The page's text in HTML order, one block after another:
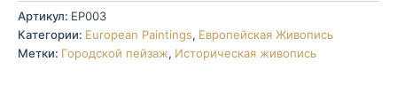
Артикул: EP003
Категории: European Paintings, Европейская Живопись
Метки: Городской пейзаж, Историческая живопись